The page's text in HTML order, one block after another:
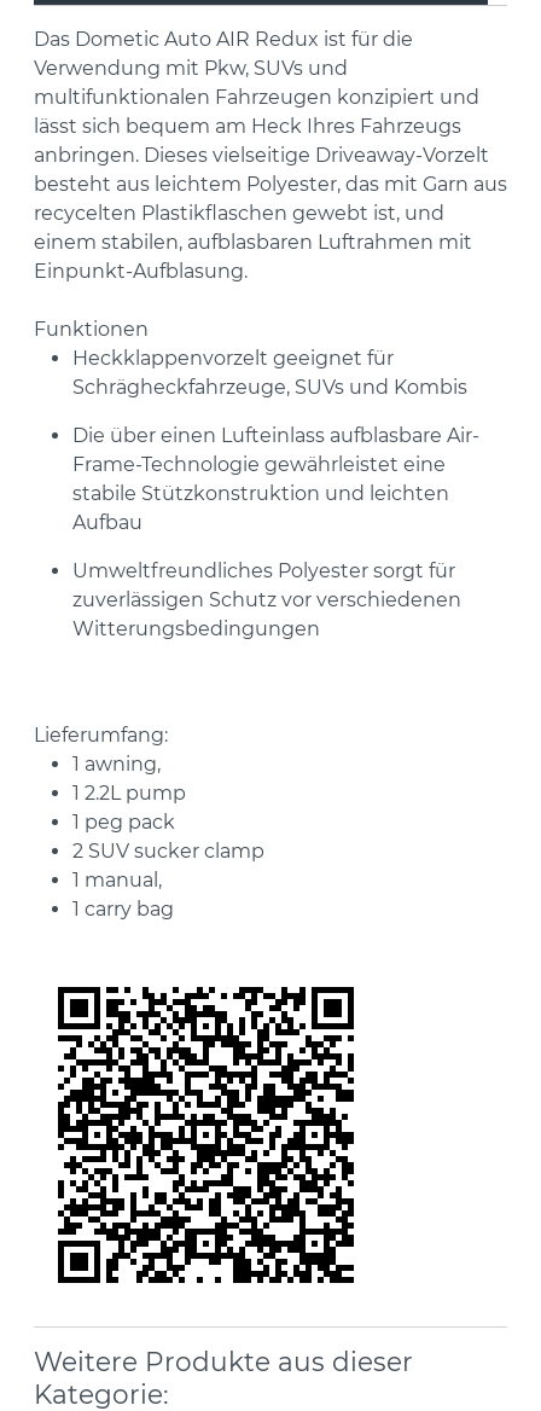
Das Dometic Auto AIR Redux ist für die
Verwendung mit Pkw, SUVs und
multifunktionalen Fahrzeugen konzipiert und
lässt sich bequem am Heck Ihres Fahrzeugs
anbringen. Dieses vielseitige Driveaway-Vorzelt
besteht aus leichtem Polyester, das mit Garn aus
recycelten Plastikflaschen gewebt ist, und
einem stabilen, aufblasbaren Luftrahmen mit
Einpunkt-Aufblasung.
Funktionen
Heckklappenvorzelt geeignet für
Schrägheckfahrzeuge, SUVs und Kombis
Die über einen Lufteinlass aufblasbare Air-
Frame-Technologie gewährleistet eine
stabile Stützkonstruktion und leichten
Aufbau
Umweltfreundliches Polyester sorgt für
zuverlässigen Schutz vor verschiedenen
Witterungsbedingungen
Lieferumfang:
1 awning,
1 2.2L pump
1 peg pack
2 SUV sucker clamp
1 manual,
1 carry bag
Weitere Produkte aus dieser
Kategorie: